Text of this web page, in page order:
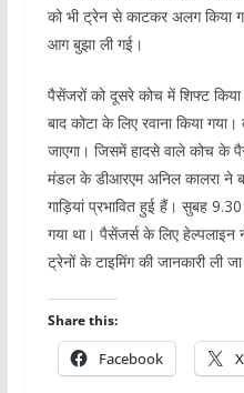
को भी ट्रेन से काटकर अलग किया
आग बुझा ली गई।
पैसेंजरों को दूसरे कोच में शिफ्ट
बाद कोटा के लिए रवाना किया
जाएगा। जिसमें हादसे वाले कोच के
मंडल के डीआरएम अनिल कालरा ने
गाड़ियां प्रभावित हुई हैं। सुबह
गया था। पैसेंजर्स के लिए हेल्पलाइन
ट्रेनों के टाइमिंग की जानकारी ली
Share this:
Facebook X